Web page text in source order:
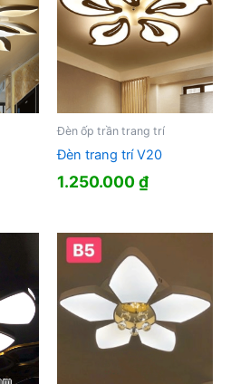
Đèn ốp trần trang trí
Đèn trang trí V20
1.250.000₫